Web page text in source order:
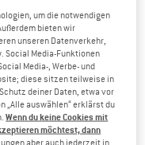
Schuhe. Klar –
Leder irgendwie
wenn
Die Stolperfallen lauern
steckt wie immer
das am Schuh
um die notwendigen
bieten wir
unseren Datenverkehr,
Social Media-Funktionen
Media-, Werbe- und
diese sitzen teilweise in
deiner Daten, etwa vor
„Alle auswählen“ erklärst du
Wenn du keine Cookies mit
möchtest, dann
aber auch jederzeit in